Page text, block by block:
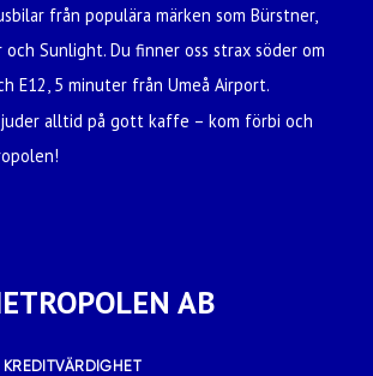
från populära märken som Bürstner,
och Sunlight. Du finner oss strax söder om
E12, 5 minuter från Umeå Airport.
alltid på gott kaffe – kom förbi och
AB